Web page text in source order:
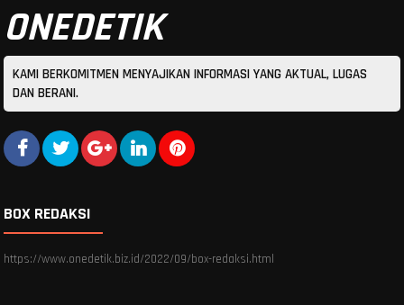
ONEDETIK
KAMI BERKOMITMEN MENYAJIKAN INFORMASI YANG AKTUAL, LUGAS
DAN BERANI.
BOX REDAKSI
https://www.onedetik.biz.id/2022/09/box-redaksi.html